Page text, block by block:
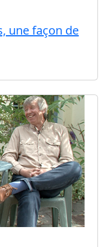
une façon de